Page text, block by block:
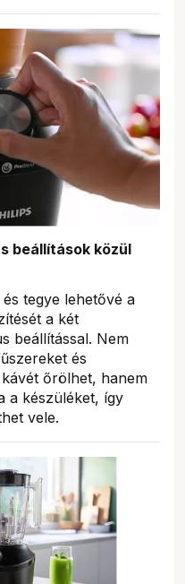
beállítások közül
tegye lehetővé a
a két
beállítással. Nem
és
őrölhet, hanem
a készüléket, így
vele.